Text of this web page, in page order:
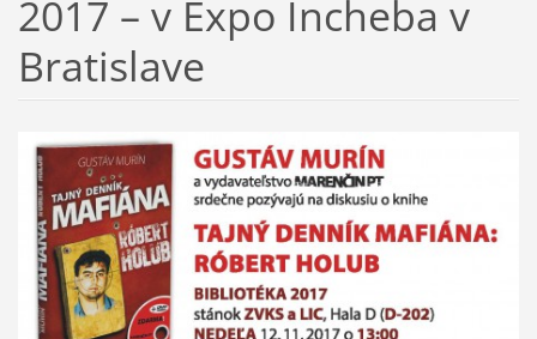
2017 – v Expo Incheba v
Bratislave